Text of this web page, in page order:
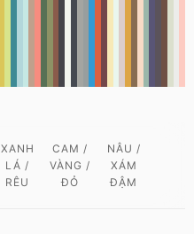
XANH
LÁ /
RÊU
CAM /
VÀNG /
ĐỎ
NÂU /
XÁM
ĐẬM